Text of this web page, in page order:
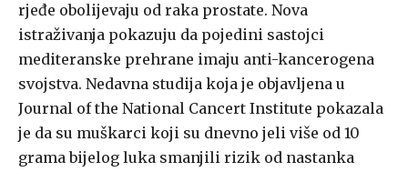
rjeđe obolijevaju od raka prostate. Nova
istraživanja pokazuju da pojedini sastojci
mediteranske prehrane imaju anti-kancerogena
svojstva. Nedavna studija koja je objavljena u
Journal of the National Cancert Institute pokazala
je da su muškarci koji su dnevno jeli više od 10
grama bijelog luka smanjili rizik od nastanka